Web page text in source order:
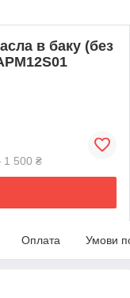
в баку (без
1 500 ₴
Оплата Умови